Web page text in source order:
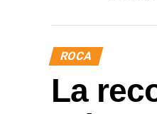
ROCA
La